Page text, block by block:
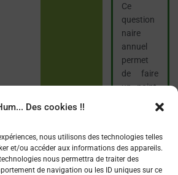
Des cookies !!
nous utilisons des technologies telles
et/ou accéder aux informations des appareils.
nous permettra de traiter des
de navigation ou les ID uniques sur ce
Ce
question
naire
annuel
permet
de faire
un point,
comporte
ments et
dispositio